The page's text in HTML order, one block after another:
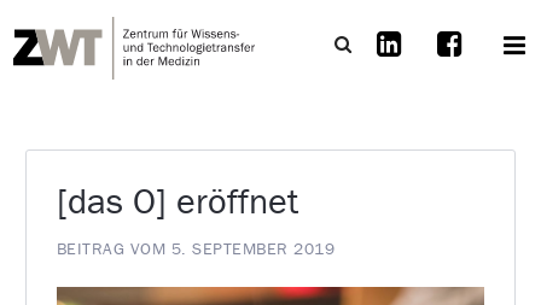
[das O] eröffnet
BEITRAG VOM 5. SEPTEMBER 2019